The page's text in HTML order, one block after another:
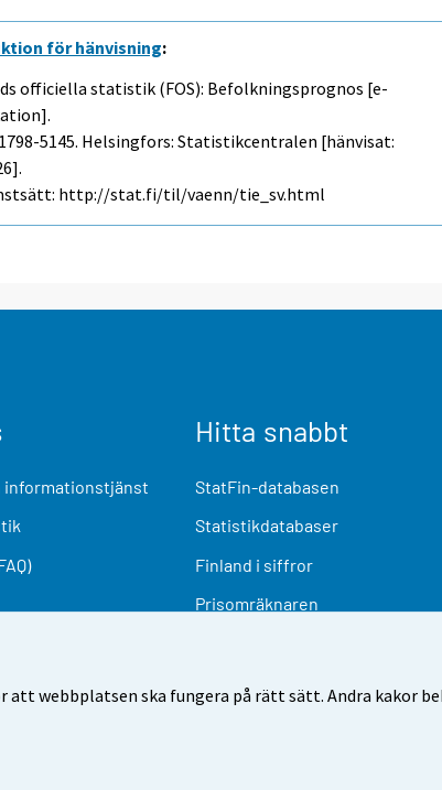
att webbplatsen ska fungera på rätt sätt. Andra kakor
för hänvisning:
officiella statistik (FOS): Befolkningsprognos [e-
5145. Helsingfors: Statistikcentralen [hänvisat:
http://stat.fi/til/vaenn/tie_sv.html
informationstjänst
Hitta snabbt
StatFin-databasen
Statistikdatabaser
Finland i siffror
Prisomräknaren